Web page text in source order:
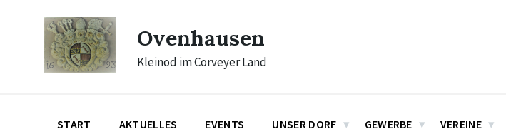
navigation
Ovenhausen
Kleinod im Corveyer Land
START AKTUELLES EVENTS UNSER DORF GEWERBE VEREINE